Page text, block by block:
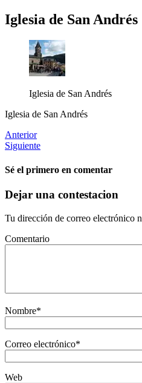
Iglesia de San Andrés
Iglesia de San Andrés
Iglesia de San Andrés
Anterior
Siguiente
Sé el primero en comentar
Dejar una contestacion
Tu dirección de correo electrónico
Comentario
Nombre*
Correo electrónico*
Web